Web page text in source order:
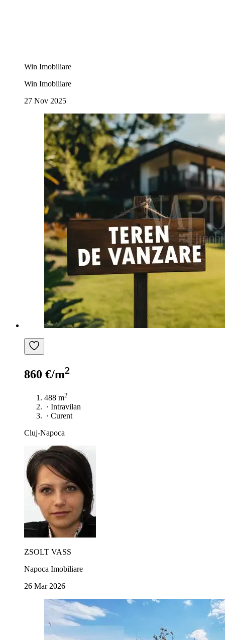
Win Imobiliare
Win Imobiliare
27 Nov 2025
860 €/m2
488 m2
· Intravilan
· Curent
Cluj-Napoca
ZSOLT VASS
Napoca Imobiliare
26 Mar 2026